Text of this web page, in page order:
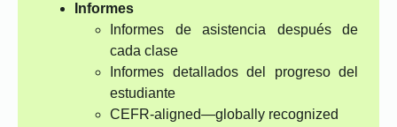
Informes
Informes de asistencia después de
cada clase
Informes detallados del progreso del
estudiante
CEFR-aligned—globally recognized